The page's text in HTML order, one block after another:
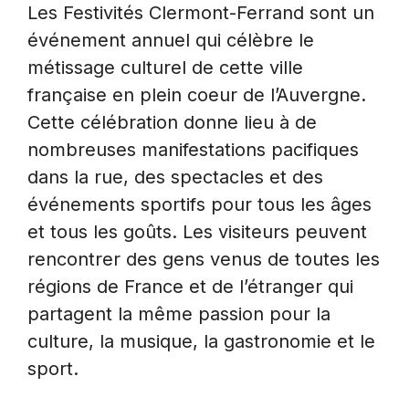
Les Festivités Clermont-Ferrand sont un
événement annuel qui célèbre le
métissage culturel de cette ville
française en plein coeur de l’Auvergne.
Cette célébration donne lieu à de
nombreuses manifestations pacifiques
dans la rue, des spectacles et des
événements sportifs pour tous les âges
et tous les goûts. Les visiteurs peuvent
rencontrer des gens venus de toutes les
régions de France et de l’étranger qui
partagent la même passion pour la
culture, la musique, la gastronomie et le
sport.